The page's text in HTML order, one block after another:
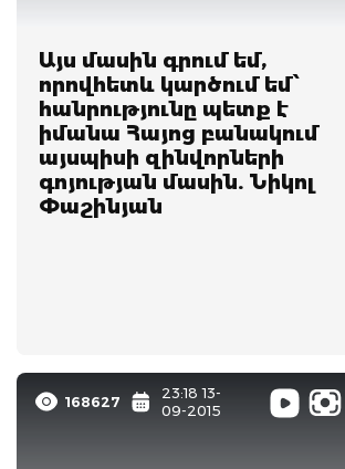
Այս մասին գրում եմ,
որովհետև կարծում եմ՝
հանրությունը պետք է
իմանա Հայոց բանակում
այսպիսի զինվորների
գոյության մասին. Նիկոլ
Փաշինյան
168627
23:18 13-
09-2015